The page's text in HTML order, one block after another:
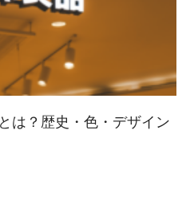
は？歴史・色・デザイン